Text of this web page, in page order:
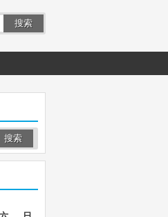
搜索